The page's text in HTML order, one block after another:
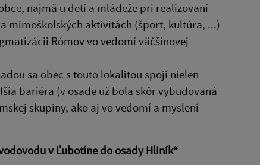
najmä u detí a mládeže pri realizovaní
mimoškolských aktivitách (šport, kultúra, ...)
Rómov vo vedomí väčšinovej
sa obec s touto lokalitou spojí nielen
bariéra (v osade už bola skôr vybudovaná
skupiny, ako aj vo vedomí a myslení
v Ľubotíne do osady Hliník“